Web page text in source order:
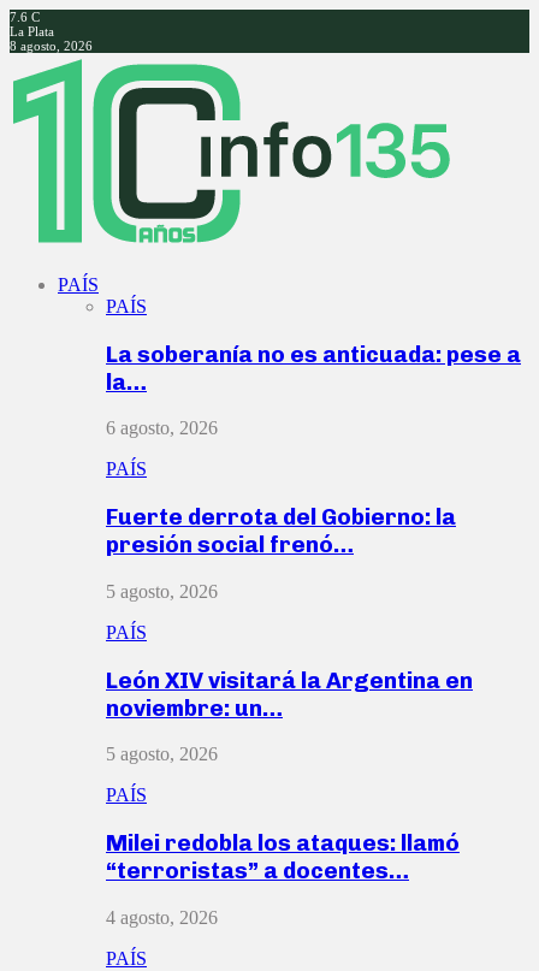
7.6 C
La Plata
8 agosto, 2026
Facebook
Twitter
Instagram
Youtube
PAÍS
PAÍS
La soberanía no es anticuada: pese a
la…
6 agosto, 2026
PAÍS
Fuerte derrota del Gobierno: la
presión social frenó…
5 agosto, 2026
PAÍS
León XIV visitará la Argentina en
noviembre: un…
5 agosto, 2026
PAÍS
Milei redobla los ataques: llamó
“terroristas” a docentes…
4 agosto, 2026
PAÍS